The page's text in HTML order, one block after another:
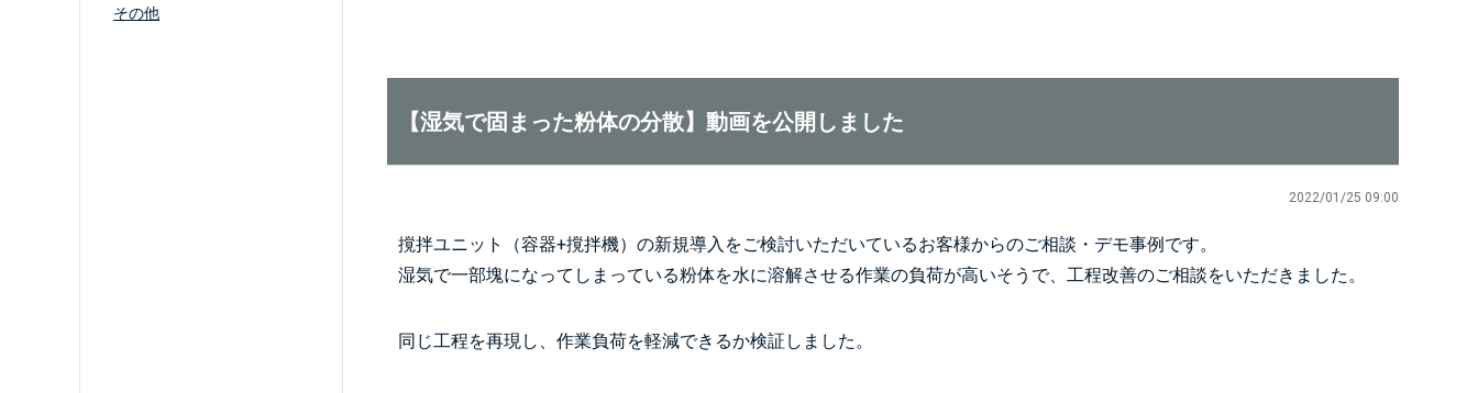
その他
【湿気で固まった粉体の分散】動画を公開しました
2022/01/25 09:00
撹拌ユニット（容器+撹拌機）の新規導入をご検討いただいているお客様からのご相談・デモ事例です。
湿気で一部塊になってしまっている粉体を水に溶解させる作業の負荷が高いそうで、工程改善のご相談をいただきました。
同じ工程を再現し、作業負荷を軽減できるか検証しました。